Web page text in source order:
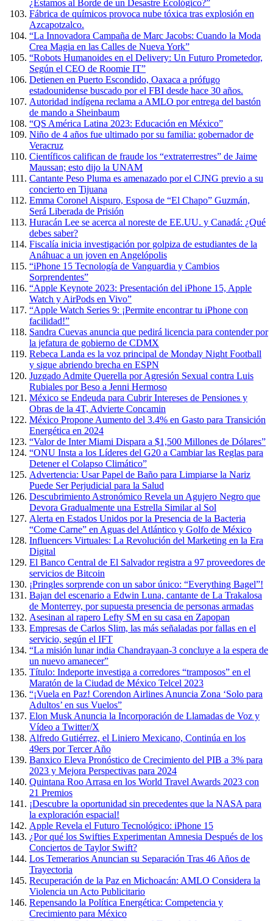
¿Estamos al Borde de un Desastre Ecológico?”
Fábrica de químicos provoca nube tóxica tras explosión en
Azcapotzalco.
“La Innovadora Campaña de Marc Jacobs: Cuando la Moda
Crea Magia en las Calles de Nueva York”
“Robots Humanoides en el Delivery: Un Futuro Prometedor,
Según el CEO de Roomie IT”
Detienen en Puerto Escondido, Oaxaca a prófugo
estadounidense buscado por el FBI desde hace 30 años.
Autoridad indígena reclama a AMLO por entrega del bastón
de mando a Sheinbaum
“QS América Latina 2023: Educación en México”
Niño de 4 años fue ultimado por su familia: gobernador de
Veracruz
Científicos califican de fraude los “extraterrestres” de Jaime
Maussan; esto dijo la UNAM
Cantante Peso Pluma es amenazado por el CJNG previo a su
concierto en Tijuana
Emma Coronel Aispuro, Esposa de “El Chapo” Guzmán,
Será Liberada de Prisión
Huracán Lee se acerca al noreste de EE.UU. y Canadá: ¿Qué
debes saber?
Fiscalía inicia investigación por golpiza de estudiantes de la
Anáhuac a un joven en Angelópolis
“iPhone 15 Tecnología de Vanguardia y Cambios
Sorprendentes”
“Apple Keynote 2023: Presentación del iPhone 15, Apple
Watch y AirPods en Vivo”
“Apple Watch Series 9: ¡Permite encontrar tu iPhone con
facilidad!”
Sandra Cuevas anuncia que pedirá licencia para contender por
la jefatura de gobierno de CDMX
Rebeca Landa es la voz principal de Monday Night Football
y sigue abriendo brecha en ESPN
Juzgado Admite Querella por Agresión Sexual contra Luis
Rubiales por Beso a Jenni Hermoso
México se Endeuda para Cubrir Intereses de Pensiones y
Obras de la 4T, Advierte Concamin
México Propone Aumento del 3.4% en Gasto para Transición
Energética en 2024
“Valor de Inter Miami Dispara a $1,500 Millones de Dólares”
“ONU Insta a los Líderes del G20 a Cambiar las Reglas para
Detener el Colapso Climático”
Advertencia: Usar Papel de Baño para Limpiarse la Nariz
Puede Ser Perjudicial para la Salud
Descubrimiento Astronómico Revela un Agujero Negro que
Devora Gradualmente una Estrella Similar al Sol
Alerta en Estados Unidos por la Presencia de la Bacteria
“Come Carne” en Aguas del Atlántico y Golfo de México
Influencers Virtuales: La Revolución del Marketing en la Era
Digital
El Banco Central de El Salvador registra a 97 proveedores de
servicios de Bitcoin
¡Pringles sorprende con un sabor único: “Everything Bagel”!
Bajan del escenario a Edwin Luna, cantante de La Trakalosa
de Monterrey, por supuesta presencia de personas armadas
Asesinan al rapero Lefty SM en su casa en Zapopan
Empresas de Carlos Slim, las más señaladas por fallas en el
servicio, según el IFT
“La misión lunar india Chandrayaan-3 concluye a la espera de
un nuevo amanecer”
Título: Indeporte investiga a corredores “tramposos” en el
Maratón de la Ciudad de México Telcel 2023
“¡Vuela en Paz! Corendon Airlines Anuncia Zona ‘Solo para
Adultos’ en sus Vuelos”
Elon Musk Anuncia la Incorporación de Llamadas de Voz y
Vídeo a Twitter/X
Alfredo Gutiérrez, el Liniero Mexicano, Continúa en los
49ers por Tercer Año
Banxico Eleva Pronóstico de Crecimiento del PIB a 3% para
2023 y Mejora Perspectivas para 2024
Quintana Roo Arrasa en los World Travel Awards 2023 con
21 Premios
¡Descubre la oportunidad sin precedentes que la NASA para
la exploración espacial!
Apple Revela el Futuro Tecnológico: iPhone 15
¿Por qué los Swifties Experimentan Amnesia Después de los
Conciertos de Taylor Swift?
Los Temerarios Anuncian su Separación Tras 46 Años de
Trayectoria
Recuperación de la Paz en Michoacán: AMLO Considera la
Violencia un Acto Publicitario
Repensando la Política Energética: Competencia y
Crecimiento para México